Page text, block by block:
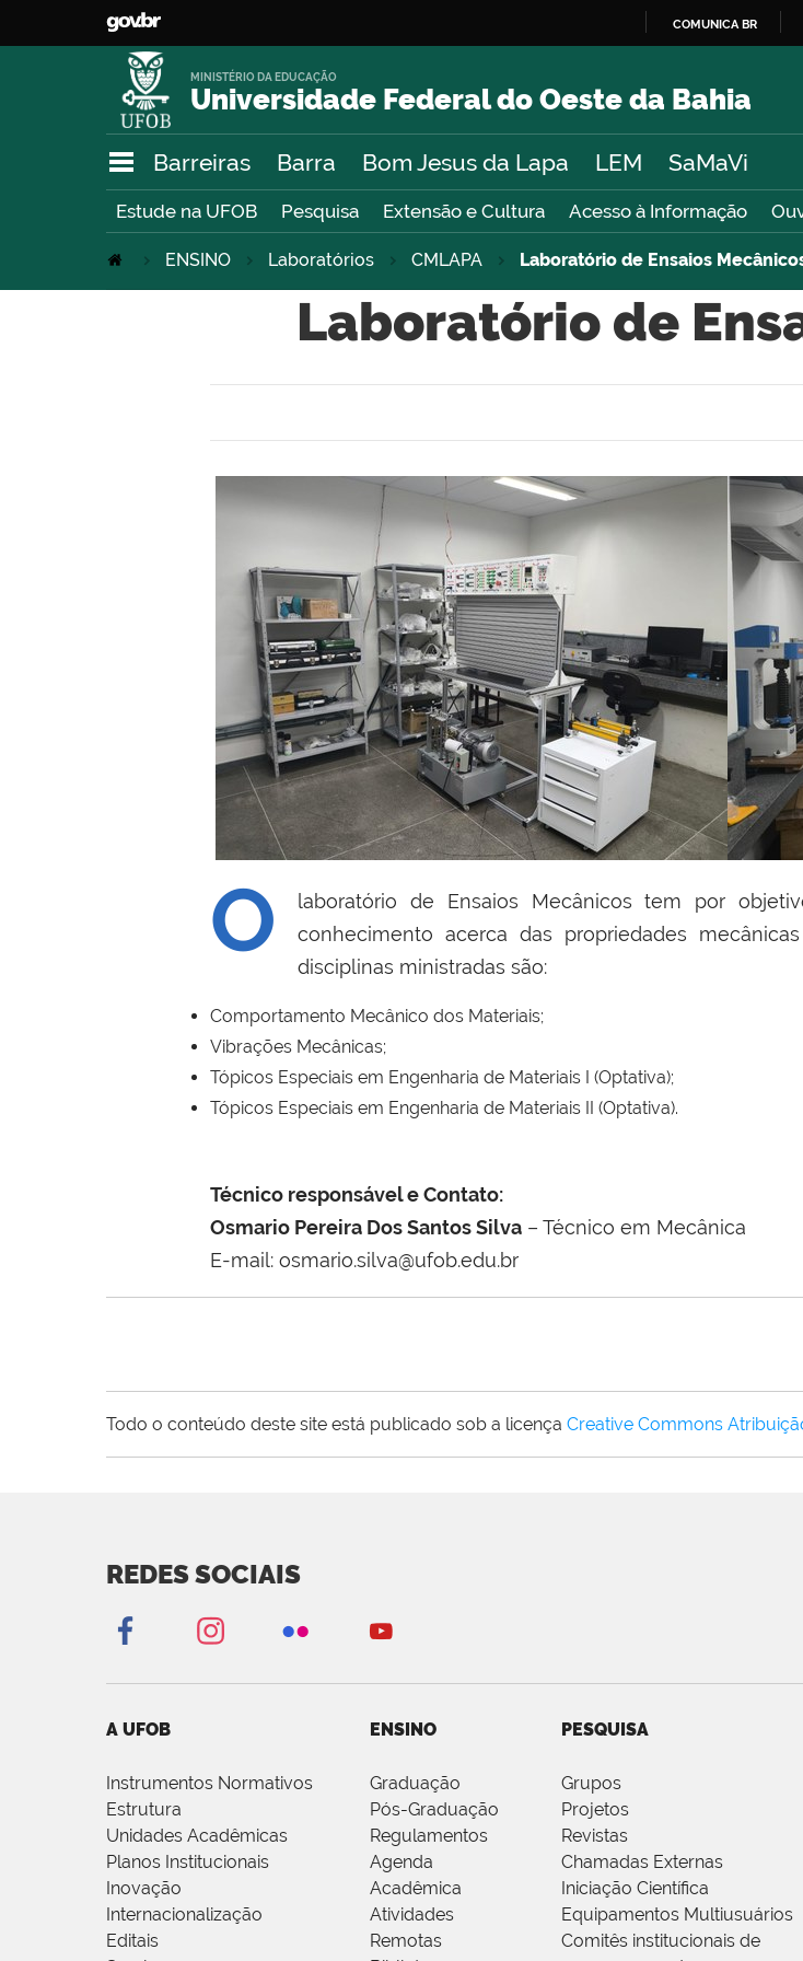
O
COMUNICA BR
Universidade Federal do Oeste da Bahia
MINISTÉRIO DA EDUCAÇÃO
Barreiras Barra Bom Jesus da Lapa LEM SaMaVi
Estude na UFOB Pesquisa Extensão e Cultura Acesso à Informação
ENSINO Laboratórios CMLAPA Laboratório de Ensaios
Laboratório de
O
laboratório de Ensaios Mecânicos tem por
conhecimento acerca das propriedades
disciplinas ministradas são:
Comportamento Mecânico dos Materiais;
Vibrações Mecânicas;
Tópicos Especiais em Engenharia de Materiais I (Optativa);
Tópicos Especiais em Engenharia de Materiais II (Optativa).
Técnico responsável e Contato:
Osmario Pereira Dos Santos Silva – Técnico em Mecânica
E-mail: osmario.silva@ufob.edu.br
Todo o conteúdo deste site está publicado sob a licença Creative Commons
REDES SOCIAIS
A UFOB
Instrumentos Normativos
Estrutura
Unidades Acadêmicas
Planos Institucionais
Inovação
Internacionalização
Editais
ENSINO
Graduação
Pós-Graduação
Regulamentos
Agenda
Acadêmica
Atividades
Remotas
PESQUISA
Grupos
Projetos
Revistas
Chamadas Externas
Iniciação Científica
Equipamentos Multiusuários
Comitês institucionais de